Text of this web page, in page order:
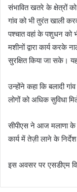
संभावित खतरे के क्षेत्रों
गांव को भी तुरंत खाली
पश्चात वहां के पशुधन को
मशीनों द्वारा कार्य करके
सुरक्षित किया जा सके।
उन्होंने कहा कि बलादी
लोगों को अधिक सुविधा
सीपीएस ने आज मलाणा के
कार्य में तेज़ी लाने के
इस अवसर पर एसडीएम